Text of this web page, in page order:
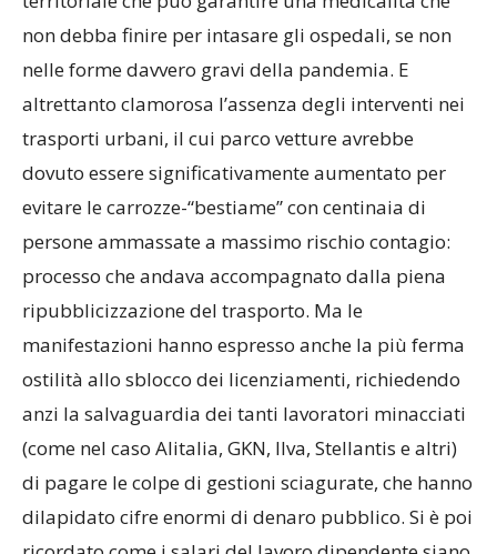
non debba finire per intasare gli ospedali, se non
nelle forme davvero gravi della pandemia. E
altrettanto clamorosa l’assenza degli interventi nei
trasporti urbani, il cui parco vetture avrebbe
dovuto essere significativamente aumentato per
evitare le carrozze-“bestiame” con centinaia di
persone ammassate a massimo rischio contagio:
processo che andava accompagnato dalla piena
ripubblicizzazione del trasporto. Ma le
manifestazioni hanno espresso anche la più ferma
ostilità allo sblocco dei licenziamenti, richiedendo
anzi la salvaguardia dei tanti lavoratori minacciati
(come nel caso Alitalia, GKN, Ilva, Stellantis e altri)
di pagare le colpe di gestioni sciagurate, che hanno
dilapidato cifre enormi di denaro pubblico. Si è poi